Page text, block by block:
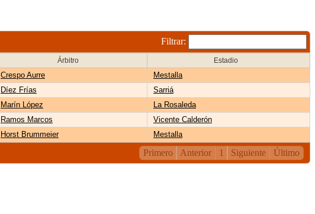
Filtrar:
Árbitro Estadio
Crespo Aurre Mestalla
Díez Frías Sarriá
Marín López La Rosaleda
Ramos Marcos Vicente Calderón
Horst Brummeier Mestalla
Primero Anterior 1 Siguiente Último